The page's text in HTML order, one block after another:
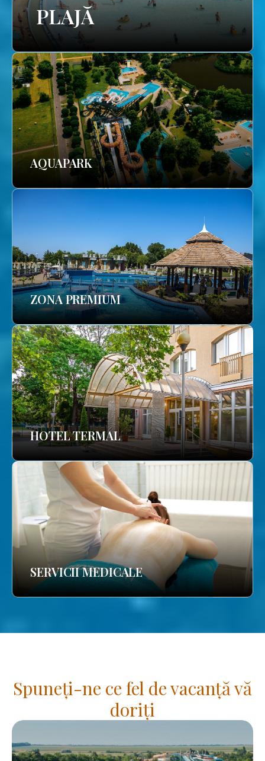
PLAJĂ
AQUAPARK
ZONA PREMIUM
HOTEL TERMAL
SERVICII MEDICALE
Spuneți-ne ce fel de vacanță vă
doriți